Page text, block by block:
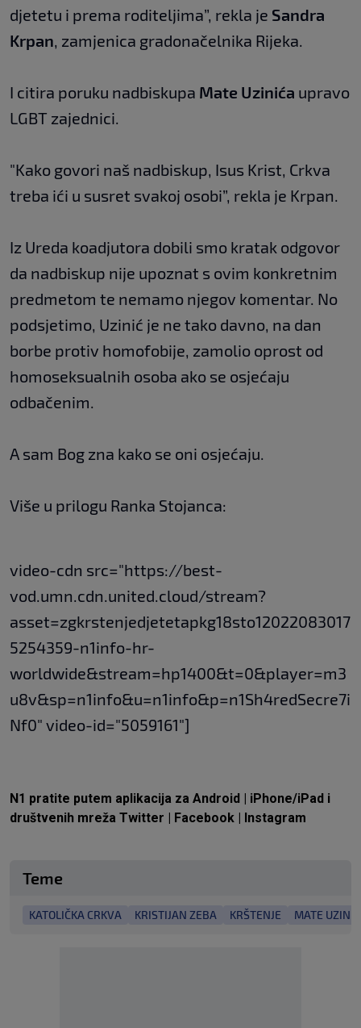
djetetu i prema roditeljima”, rekla je Sandra
Krpan, zamjenica gradonačelnika Rijeka.
I citira poruku nadbiskupa Mate Uzinića upravo
LGBT zajednici.
"Kako govori naš nadbiskup, Isus Krist, Crkva
treba ići u susret svakoj osobi”, rekla je Krpan.
Iz Ureda koadjutora dobili smo kratak odgovor
da nadbiskup nije upoznat s ovim konkretnim
predmetom te nemamo njegov komentar. No
podsjetimo, Uzinić je ne tako davno, na dan
borbe protiv homofobije, zamolio oprost od
homoseksualnih osoba ako se osjećaju
odbačenim.
A sam Bog zna kako se oni osjećaju.
Više u prilogu Ranka Stojanca:
video-cdn src="https://best-
vod.umn.cdn.united.cloud/stream?
asset=zgkrstenjedjetetapkg18sto12022083017
5254359-n1info-hr-
worldwide&stream=hp1400&t=0&player=m3
u8v&sp=n1info&u=n1info&p=n1Sh4redSecre7i
Nf0" video-id="5059161"]
N1 pratite putem aplikacija za Android iPhone/iPad i
društvenih mreža Twitter Facebook Instagram
Teme
KATOLIČKA CRKVA KRISTIJAN ZEBA KRŠTENJE MATE UZINIĆ